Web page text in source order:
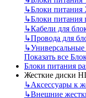
↳Блоки питания
↳Блоки питания
↳Кабели для
↳Провода для
↳
Показать все
Блоки питания
Жесткие диски
↳Аксессуары к
↳Внешние